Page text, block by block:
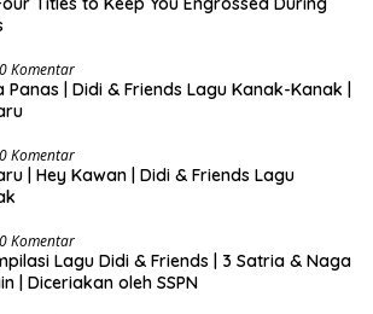
0 Komentar
Panas | Didi & Friends Lagu Kanak-Kanak |
0 Komentar
| Hey Kawan | Didi & Friends Lagu
0 Komentar
Lagu Didi & Friends | 3 Satria & Naga
| Diceriakan oleh SSPN